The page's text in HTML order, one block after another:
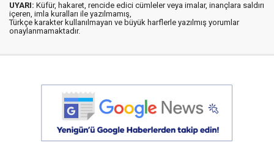
UYARI: Küfür, hakaret, rencide edici cümleler veya imalar, inançlara saldırı
içeren, imla kuralları ile yazılmamış,
Türkçe karakter kullanılmayan ve büyük harflerle yazılmış yorumlar
onaylanmamaktadır.